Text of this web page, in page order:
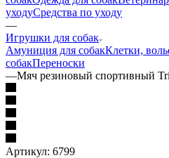
уходуСредства по уходу
—
Игрушки для собак
Амуниция для собакКлетки,
собакПереноски
—Мяч резиновый спортивный
Артикул: 6799